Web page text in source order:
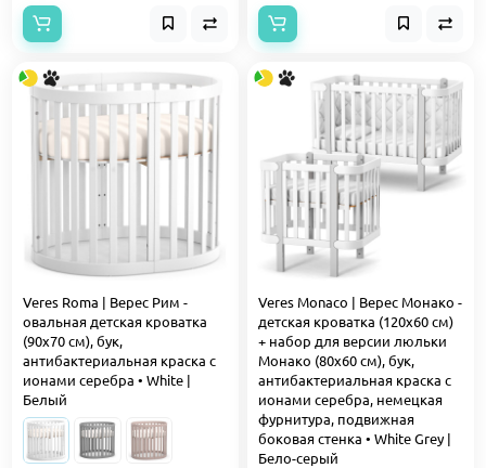
Veres Roma | Верес Рим -
овальная детская кроватка
(90x70 см), бук,
антибактериальная краска с
ионами серебра • White |
Белый
Veres Monaco | Верес Монако -
детская кроватка (120x60 см)
+ набор для версии люльки
Монако (80х60 см), бук,
антибактериальная краска с
ионами серебра, немецкая
фурнитура, подвижная
боковая стенка • White Grey |
Бело-серый